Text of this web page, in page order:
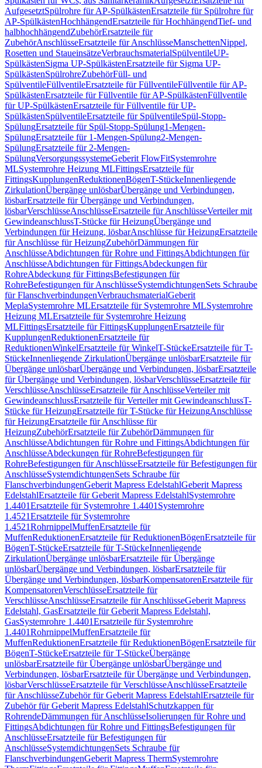
AufgesetztSpülrohre für AP-SpülkästenErsatzteile für Spülrohre für
AP-SpülkästenHochhängendErsatzteile für HochhängendTief- und
halbhochhängendZubehörErsatzteile für
ZubehörAnschlüsseErsatzteile für AnschlüsseManschettenNippel,
Rosetten und StaueinsätzeVerbrauchsmaterialSpülventileUP-
SpülkästenSigma UP-SpülkästenErsatzteile für Sigma UP-
SpülkästenSpülrohreZubehörFüll- und
SpülventileFüllventileErsatzteile für FüllventileFüllventile für AP-
SpülkästenErsatzteile für Füllventile für AP-SpülkästenFüllventile
für UP-SpülkästenErsatzteile für Füllventile für UP-
SpülkästenSpülventileErsatzteile für SpülventileSpül-Stopp-
SpülungErsatzteile für Spül-Stopp-Spülung1-Mengen-
SpülungErsatzteile für 1-Mengen-Spülung2-Mengen-
SpülungErsatzteile für 2-Mengen-
SpülungVersorgungssystemeGeberit FlowFitSystemrohre
MLSystemrohre Heizung MLFittingsErsatzteile für
FittingsKupplungenReduktionenBögenT-StückeInnenliegende
ZirkulationÜbergänge unlösbarÜbergänge und Verbindungen,
lösbarErsatzteile für Übergänge und Verbindungen,
lösbarVerschlüsseAnschlüsseErsatzteile für AnschlüsseVerteiler mit
GewindeanschlussT-Stücke für HeizungÜbergänge und
Verbindungen für Heizung, lösbarAnschlüsse für HeizungErsatzteile
für Anschlüsse für HeizungZubehörDämmungen für
AnschlüsseAbdichtungen für Rohre und FittingsAbdichtungen für
AnschlüsseAbdichtungen für FittingsAbdeckungen für
RohreAbdeckung für FittingsBefestigungen für
RohreBefestigungen für AnschlüsseSystemdichtungenSets Schraube
für FlanschverbindungenVerbrauchsmaterialGeberit
MeplaSystemrohre MLErsatzteile für Systemrohre MLSystemrohre
Heizung MLErsatzteile für Systemrohre Heizung
MLFittingsErsatzteile für FittingsKupplungenErsatzteile für
KupplungenReduktionenErsatzteile für
ReduktionenWinkelErsatzteile für WinkelT-StückeErsatzteile für T-
StückeInnenliegende ZirkulationÜbergänge unlösbarErsatzteile für
Übergänge unlösbarÜbergänge und Verbindungen, lösbarErsatzteile
für Übergänge und Verbindungen, lösbarVerschlüsseErsatzteile für
VerschlüsseAnschlüsseErsatzteile für AnschlüsseVerteiler mit
GewindeanschlussErsatzteile für Verteiler mit GewindeanschlussT-
Stücke für HeizungErsatzteile für T-Stücke für HeizungAnschlüsse
für HeizungErsatzteile für Anschlüsse für
HeizungZubehörErsatzteile für ZubehörDämmungen für
AnschlüsseAbdichtungen für Rohre und FittingsAbdichtungen für
AnschlüsseAbdeckungen für RohreBefestigungen für
RohreBefestigungen für AnschlüsseErsatzteile für Befestigungen für
AnschlüsseSystemdichtungenSets Schraube für
FlanschverbindungenGeberit Mapress EdelstahlGeberit Mapress
EdelstahlErsatzteile für Geberit Mapress EdelstahlSystemrohre
1.4401Ersatzteile für Systemrohre 1.4401 Systemrohre
1.4521Ersatzteile für Systemrohre
1.4521RohrnippelMuffenErsatzteile für
MuffenReduktionenErsatzteile für ReduktionenBögenErsatzteile für
BögenT-StückeErsatzteile für T-StückeInnenliegende
ZirkulationÜbergänge unlösbarErsatzteile für Übergänge
unlösbarÜbergänge und Verbindungen, lösbarErsatzteile für
Übergänge und Verbindungen, lösbarKompensatorenErsatzteile für
KompensatorenVerschlüsseErsatzteile für
VerschlüsseAnschlüsseErsatzteile für AnschlüsseGeberit Mapress
Edelstahl, GasErsatzteile für Geberit Mapress Edelstahl,
GasSystemrohre 1.4401Ersatzteile für Systemrohre
1.4401RohrnippelMuffenErsatzteile für
MuffenReduktionenErsatzteile für ReduktionenBögenErsatzteile für
BögenT-StückeErsatzteile für T-StückeÜbergänge
unlösbarErsatzteile für Übergänge unlösbarÜbergänge und
Verbindungen, lösbarErsatzteile für Übergänge und Verbindungen,
lösbarVerschlüsseErsatzteile für VerschlüsseAnschlüsseErsatzteile
für AnschlüsseZubehör für Geberit Mapress EdelstahlErsatzteile für
Zubehör für Geberit Mapress EdelstahlSchutzkappen für
RohrendeDämmungen für AnschlüsseIsolierungen für Rohre und
FittingsAbdichtungen für Rohre und FittingsBefestigungen für
AnschlüsseErsatzteile für Befestigungen für
AnschlüsseSystemdichtungenSets Schraube für
FlanschverbindungenGeberit Mapress ThermSystemrohre